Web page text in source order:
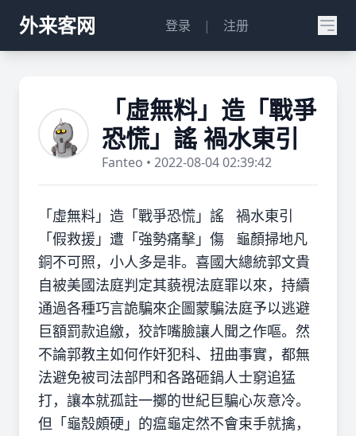
外来客网 登录 | 注册
「虛無料」造「戰爭
恐慌」謠 禍水東引
Fanteo • 2022-08-04 02:39:42
「虛無料」造「戰爭恐慌」謠 禍水東引
「假救援」遭「強勢痛擊」傷 龜顏掃地凡
銅不可照，小人多是非。喜國大總統郭文貴
自被美國法庭判定其藐視法庭罪以來，持續
通過各種巧言詭騙來企圖蒙騙法庭予以逃避
巨額罰款追繳，狡詐嘴臉讓人聞之作嘔。然
不論郭教主如何作奸犯科、扭曲事實，都無
法避免被司法部門和各路砸鍋人士窮追猛
打，讓本就孤註一擲的世紀巨騙心灰意冷。
但「龜殼頗硬」的瘟龜定然不會束手就擒，